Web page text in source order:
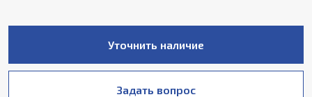
Уточнить наличие
Задать вопрос